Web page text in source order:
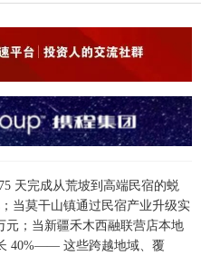
天完成从荒坡到高端民宿的蜕
当莫干山镇通过民宿产业升级实
元；当新疆禾木西融联营店本地
40%—— 这些跨越地域、覆